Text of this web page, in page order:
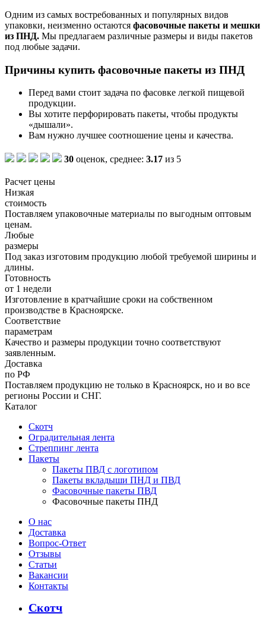
Одним из самых востребованных и популярных видов
упаковки, неизменно остаются фасовочные пакеты и мешки
из ПНД. Мы предлагаем различные размеры и виды пакетов
под любые задачи.
Причины купить фасовочные пакеты из ПНД
Перед вами стоит задача по фасовке легкой пищевой
продукции.
Вы хотите перфорировать пакеты, чтобы продукты
«дышали».
Вам нужно лучшее соотношение цены и качества.
30 оценок, среднее: 3.17 из 5
Расчет цены
Низкая
стоимость
Поставляем упаковочные материалы по выгодным оптовым
ценам.
Любые
размеры
Под заказ изготовим продукцию любой требуемой ширины и
длины.
Готовность
от 1 недели
Изготовление в кратчайшие сроки на собственном
производстве в Красноярске.
Соответствие
параметрам
Качество и размеры продукции точно соответствуют
заявленным.
Доставка
по РФ
Поставляем продукцию не только в Красноярск, но и во все
регионы России и СНГ.
Каталог
Скотч
Оградительная лента
Стреппинг лента
Пакеты
Пакеты ПВД с логотипом
Пакеты вкладыши ПНД и ПВД
Фасовочные пакеты ПВД
Фасовочные пакеты ПНД
О нас
Доставка
Вопрос-Ответ
Отзывы
Статьи
Вакансии
Контакты
Скотч